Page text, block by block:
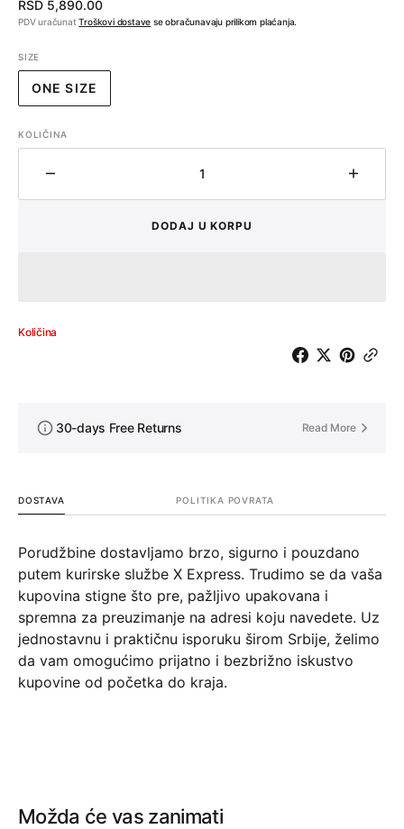
Regularna
cena
RSD 5,890.00
PDV uračunatTroškovi dostave se obračunavaju prilikom plaćanja.
SIZE
ONE SIZEVARIJANTA
ILI
NEDOSTUPNA
KOLIČINA
DODAJ U KORPU
Količina
30-days Free Returns Read More
DOSTAVA POLITIKA POVRATA
Porudžbine dostavljamo brzo, sigurno i pouzdano
putem kurirske službe X Express. Trudimo se da vaša
kupovina stigne što pre, pažljivo upakovana i
spremna za preuzimanje na adresi koju navedete. Uz
jednostavnu i praktičnu isporuku širom Srbije, želimo
da vam omogućimo prijatno i bezbrižno iskustvo
kupovine od početka do kraja.
Možda će vas zanimati